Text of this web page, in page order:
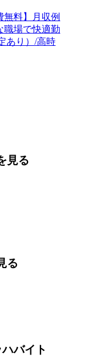
無料】月収例
場で快適勤
あり）/高時
見る
る
バイト